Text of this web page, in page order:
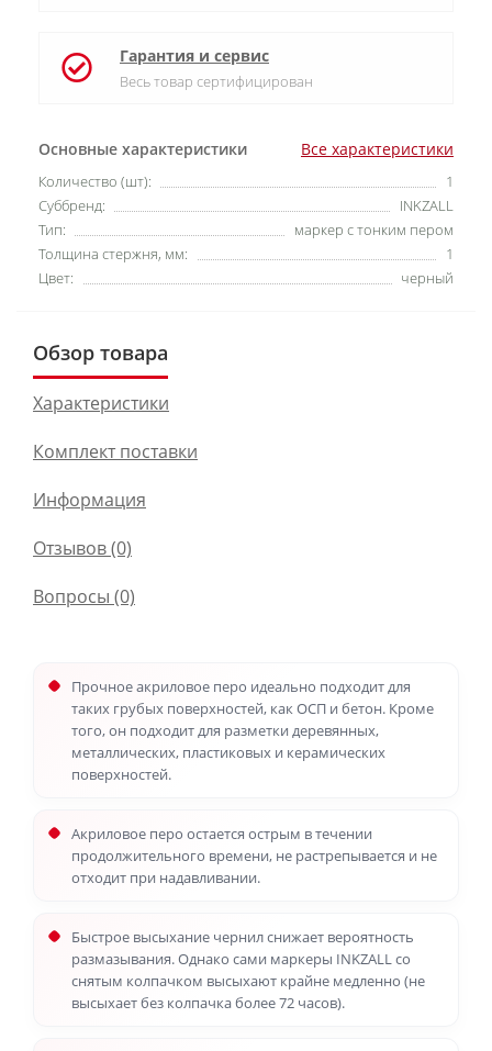
Основные характеристики Все характеристики
Количество (шт):
1
Суббренд:
INKZALL
Тип:
маркер с тонким пером
Толщина стержня, мм:
1
Цвет:
черный
Гарантия и сервис
Весь товар сертифицирован
Обзор товара
Характеристики
Комплект поставки
Информация
Отзывов (0)
Вопросы (0)
Прочное акриловое перо идеально подходит для
таких грубых поверхностей, как ОСП и бетон. Кроме
того, он подходит для разметки деревянных,
металлических, пластиковых и керамических
поверхностей.
Акриловое перо остается острым в течении
продолжительного времени, не растрепывается и не
отходит при надавливании.
Быстрое высыхание чернил снижает вероятность
размазывания. Однако сами маркеры INKZALL со
снятым колпачком высыхают крайне медленно (не
высыхает без колпачка более 72 часов).